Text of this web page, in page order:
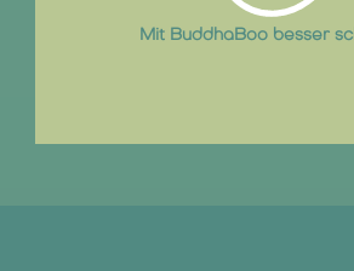
Mit BuddhaBoo besser